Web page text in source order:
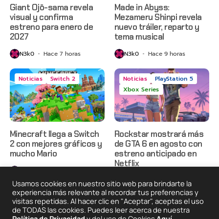
Giant Ojō-sama revela
visual y confirma
estreno para enero de
2027
N3k0 Hace 7 horas
Made in Abyss:
Mezameru Shinpi revela
nuevo tráiler, reparto y
tema musical
N3k0 Hace 9 horas
Noticias Switch 2
Minecraft llega a Switch
2 con mejores gráficos y
mucho Mario
Noticias
PlayStation 5
Xbox Series
Rockstar mostrará más
de GTA 6 en agosto con
estreno anticipado en
Netflix
N3k0 Hace 1 día
2025 © Degeneraciónx.com | Anime, Games & Nothing
Usamos cookies en nuestro sitio web para brindarte la
experiencia más relevante al recordar tus preferencias y
visitas repetidas. Al hacer clic en "Aceptar", aceptas el uso
de TODAS las cookies. Puedes leer acerca de nuestra